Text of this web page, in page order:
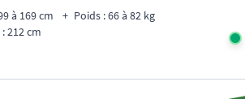
à 169 cm
212 cm
Poids : 66 à 82 kg